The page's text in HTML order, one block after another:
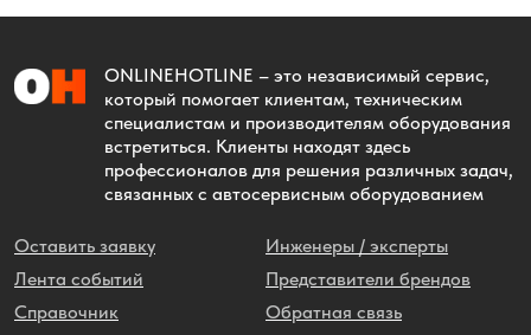
ONLINEHOTLINE – это независимый сервис,
который помогает клиентам, техническим
специалистам и производителям оборудования
встретиться. Клиенты находят здесь
профессионалов для решения различных задач,
связанных с автосервисным оборудованием
Оставить заявку
Лента событий
Справочник
Инженеры / эксперты
Представители брендов
Обратная связь